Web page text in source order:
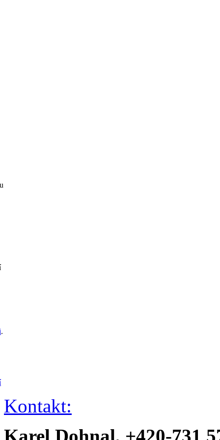
.
Kontakt:
Karel Dohnal, +420-731